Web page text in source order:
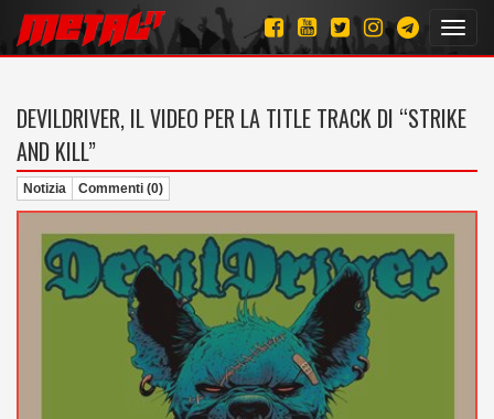
DEVILDRIVER, IL VIDEO PER LA TITLE TRACK DI “STRIKE
AND KILL”
Notizia Commenti (0)